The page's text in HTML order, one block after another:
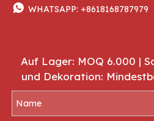
 WHATSAPP: +8618168787979
Auf Lager: MOQ 6.000 |
und Dekoration: